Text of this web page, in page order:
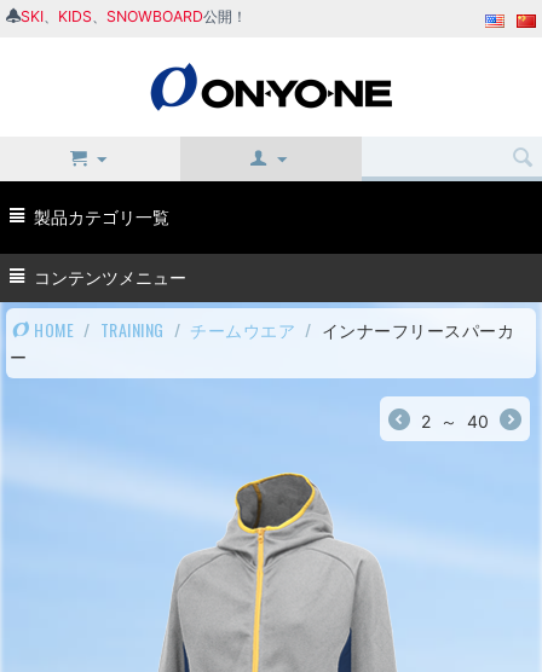
SKI KIDS SNOWBOARD公開！
製品カテゴリ一覧
コンテンツメニュー
HOME / TRAINING / チームウエア / インナーフリースパーカ
ー
2 ～ 40